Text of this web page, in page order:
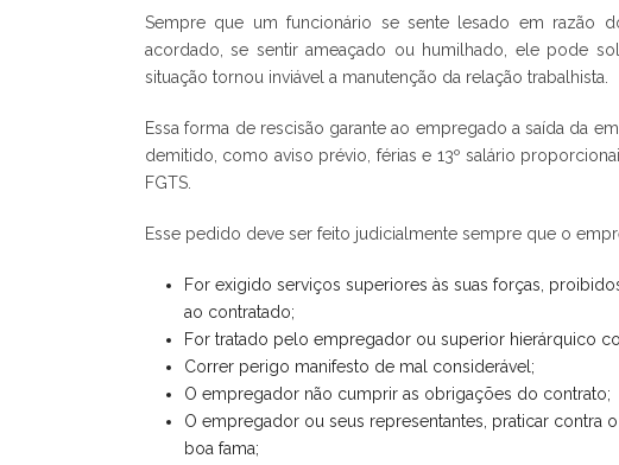
Sempre que um funcionário se sente lesado em razão
acordado, se sentir ameaçado ou humilhado, ele pode
situação tornou inviável a manutenção da relação trabalhista.
Essa forma de rescisão garante ao empregado a saída da
demitido, como aviso prévio, férias e 13º salário
FGTS.
Esse pedido deve ser feito judicialmente sempre que o
For exigido serviços superiores às suas forças,
ao contratado;
For tratado pelo empregador ou superior hierárquico
Correr perigo manifesto de mal considerável;
O empregador não cumprir as obrigações do contrato;
O empregador ou seus representantes, praticar contra
boa fama;